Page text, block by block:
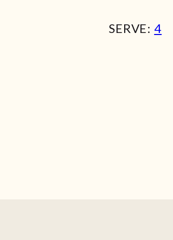
SERVE: 4